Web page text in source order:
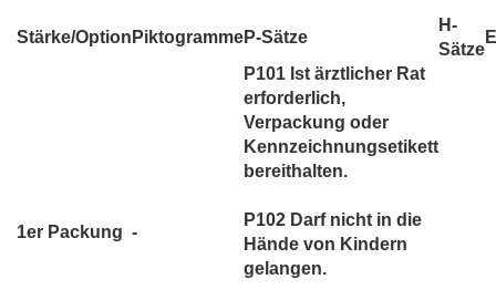
Stärke/Option PiktogrammeP-Sätze
H-
Sätze
1er Packung -
P101 Ist ärztlicher Rat
erforderlich,
Verpackung oder
Kennzeichnungsetikett
bereithalten.
P102 Darf nicht in die
Hände von Kindern
gelangen.